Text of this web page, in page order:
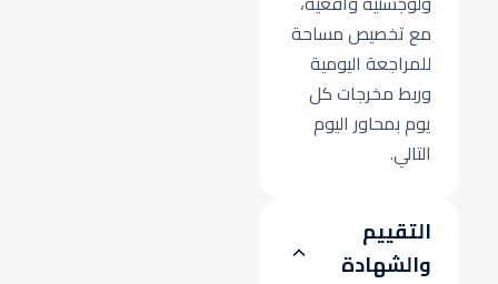
مع تخصيص مساحة
للمراجعة اليومية
وربط مخرجات كل
يوم بمحاور اليوم
التالي.
التقييم
والشهادة